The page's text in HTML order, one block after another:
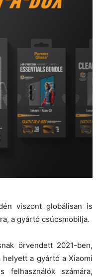
viszont globálisan is
a gyártó csúcsmobilja.
örvendett 2021-ben,
helyett a gyártó a Xiaomi
számára,